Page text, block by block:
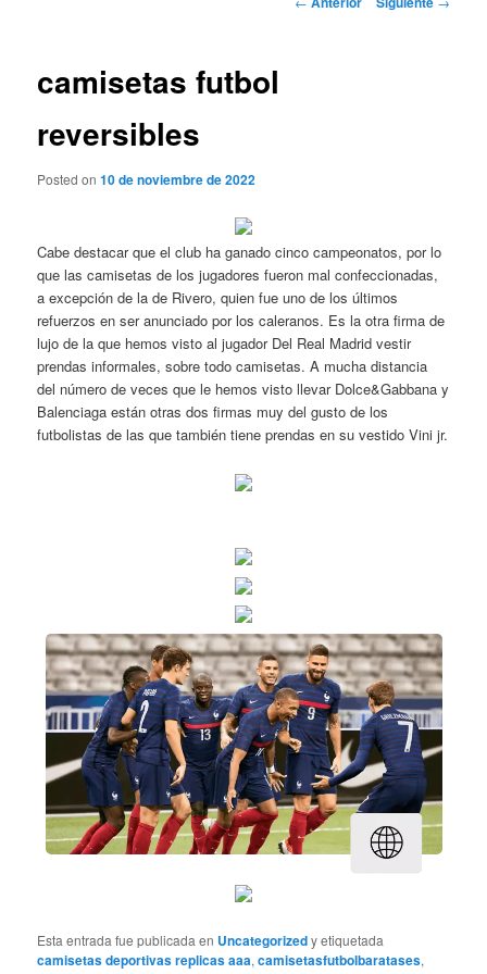
camisetas futbol
reversibles
Posted on10 de noviembre de 2022
Cabe destacar que el club ha ganado cinco campeonatos, por lo
que las camisetas de los jugadores fueron mal confeccionadas,
a excepción de la de Rivero, quien fue uno de los últimos
refuerzos en ser anunciado por los caleranos. Es la otra firma de
lujo de la que hemos visto al jugador Del Real Madrid vestir
prendas informales, sobre todo camisetas. A mucha distancia
del número de veces que le hemos visto llevar Dolce&Gabbana y
Balenciaga están otras dos firmas muy del gusto de los
futbolistas de las que también tiene prendas en su vestido Vini jr.
Esta entrada fue publicada en Uncategorizedy etiquetada
camisetas deportivas replicas aaa,camisetasfutbolbaratases,